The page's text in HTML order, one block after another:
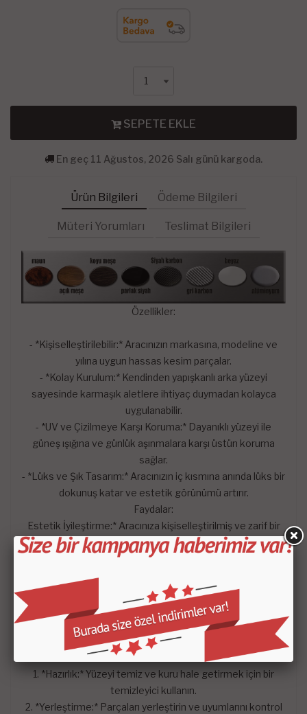
SEPETE EKLE
En geç 11 Ağustos, 2026 Salı günü kargoda.
Ürün Bilgileri Ödeme Bilgileri
Müteri Yorumları Teslimat Bilgileri
Özellikler:
- *Kişiselleştirilebilir:* Aracınızın markasına, modeline ve
yılına uygun hassas kesim parçalar.
- *Kolay Kurulum:* Kendinden yapışkanlı arka yüzeyi
sayesinde karmaşık aletlere ihtiyaç duymadan kolayca
uygulanabilir.
- *UV ve Çizilmeye Karşı Koruma:* Dayanıklı yüzeyi ile
güneş ışığına ve günlük aşınmalara karşı üstün koruma
sağlar.
- *Lüks ve Şık Tasarım:* Aracınızın iç kısmına anında lüks bir
dokunuş katar ve estetik görünümü artırır.
Faydalar:
Estetik İyileştirme:* Aracınıza kişiselleştirilmiş ve zarif bir
görünüm kazandırır.
- *Koruma:* Orijinal gösterge paneli yüzeyini koruyarak
uzun ömürlü kullanım sağlar.
- *Kolay Bakım:* Kolay temizlenebilen yüzeyi sayesinde
bakım gerektirmez.
- *Yüksek Dayanıklılık:* Yıllarca kullanımdan sonra bile
şıklığını ve bütünlüğünü korur.
Kurulum Talimatları:
1. *Hazırlık:* Yüzeyi temiz ve kuru hale getirmek için bir
temizleyici kullanın.
2. *Yerleştirme:* Parçaları yerleştirin ve uyumlarını kontrol